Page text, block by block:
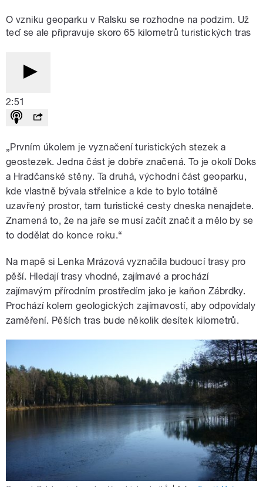
O vzniku geoparku v Ralsku se rozhodne na podzim. Už
teď se ale připravuje skoro 65 kilometrů turistických tras
2:51
„Prvním úkolem je vyznačení turistických stezek a
geostezek. Jedna část je dobře značená. To je okolí Doks
a Hradčanské stěny. Ta druhá, východní část geoparku,
kde vlastně bývala střelnice a kde to bylo totálně
uzavřený prostor, tam turistické cesty dneska nenajdete.
Znamená to, že na jaře se musí začít značit a mělo by se
to dodělat do konce roku.“
Na mapě si Lenka Mrázová vyznačila budoucí trasy pro
pěší. Hledají trasy vhodné, zajímavé a prochází
zajímavým přírodním prostředím jako je kaňon Zábrdky.
Prochází kolem geologických zajímavostí, aby odpovídaly
zaměření. Pěších tras bude několik desítek kilometrů.